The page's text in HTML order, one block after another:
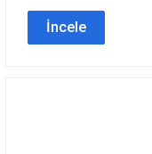
İncele